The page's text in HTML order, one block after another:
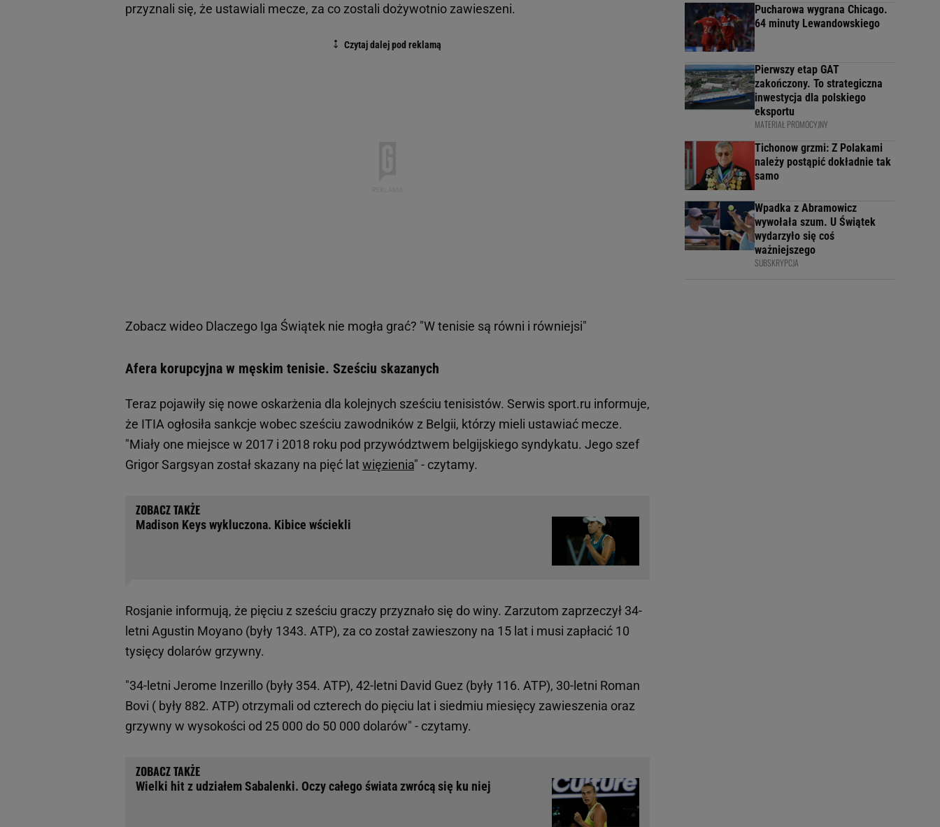
przyznali się, że ustawiali mecze, za co zostali dożywotnio zawieszeni.
Zobacz wideo Dlaczego Iga Świątek nie mogła grać? "W tenisie są równi i równiejsi"
Afera korupcyjna w męskim tenisie. Sześciu skazanych
Teraz pojawiły się nowe oskarżenia dla kolejnych sześciu tenisistów. Serwis sport.ru informuje,
że ITIA ogłosiła sankcje wobec sześciu zawodników z Belgii, którzy mieli ustawiać mecze.
"Miały one miejsce w 2017 i 2018 roku pod przywództwem belgijskiego syndykatu. Jego szef
Grigor Sargsyan został skazany na pięć latwięzienia" - czytamy.
Madison Keys wykluczona. Kibice wściekli
Rosjanie informują, że pięciu z sześciu graczy przyznało się do winy. Zarzutom zaprzeczył 34-
letni Agustin Moyano (były 1343. ATP), za co został zawieszony na 15 lat i musi zapłacić 10
tysięcy dolarów grzywny.
"34-letni Jerome Inzerillo (były 354. ATP), 42-letni David Guez (były 116. ATP), 30-letni Roman
Bovi ( były 882. ATP) otrzymali od czterech do pięciu lat i siedmiu miesięcy zawieszenia oraz
grzywny w wysokości od 25 000 do 50 000 dolarów" - czytamy.
Wielki hit z udziałem Sabalenki. Oczy całego świata zwrócą się ku niej
Pucharowa wygrana Chicago.
64 minuty Lewandowskiego
Pierwszy etap GAT
zakończony. To strategiczna
inwestycja dla polskiego
eksportu
MATERIAŁ PROMOCYJNY
Tichonow grzmi: Z Polakami
należy postąpić dokładnie tak
samo
Wpadka z Abramowicz
wywołała szum. U Świątek
wydarzyło się coś
ważniejszego
SUBSKRYPCJA